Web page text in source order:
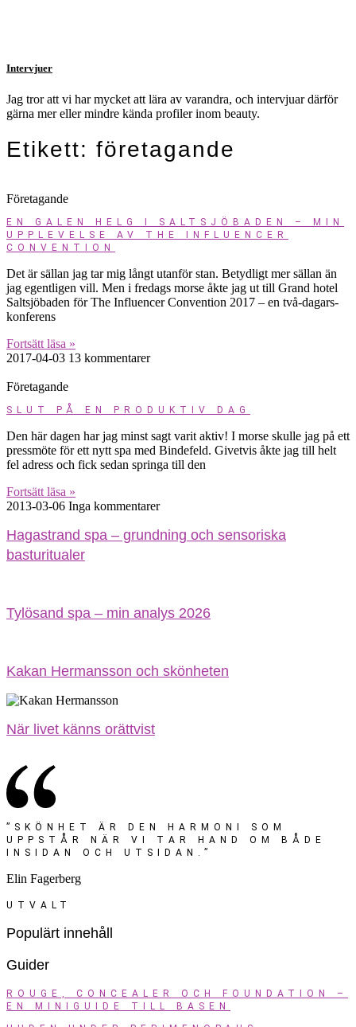
Intervjuer
Jag tror att vi har mycket att lära av varandra, och intervjuar därför
gärna mer eller mindre kända profiler inom beauty.
Etikett: företagande
Företagande
EN GALEN HELG I SALTSJÖBADEN – MIN
UPPLEVELSE AV THE INFLUENCER
CONVENTION
Det är sällan jag tar mig långt utanför stan. Betydligt mer sällan än
jag egentligen vill. Men i fredags morse åkte jag ut till Grand hotel
Saltsjöbaden för The Influencer Convention 2017 – en två-dagars-
konferens
Fortsätt läsa »
2017-04-03 13 kommentarer
Företagande
SLUT PÅ EN PRODUKTIV DAG
Den här dagen har jag minst sagt varit aktiv! I morse skulle jag på ett
pressmöte för ett nytt spa med Bindefeld. Givetvis åkte jag till helt
fel adress och fick sedan springa till den
Fortsätt läsa »
2013-03-06 Inga kommentarer
Hagastrand spa – grundning och sensoriska
basturitualer
Tylösand spa – min analys 2026
Kakan Hermansson och skönheten
När livet känns orättvist
”SKÖNHET ÄR DEN HARMONI SOM
UPPSTÅR NÄR VI TAR HAND OM BÅDE
INSIDAN OCH UTSIDAN.”
Elin Fagerberg
UTVALT
Populärt innehåll
Guider
ROUGE, CONCEALER OCH FOUNDATION –
EN MINIGUIDE TILL BASEN